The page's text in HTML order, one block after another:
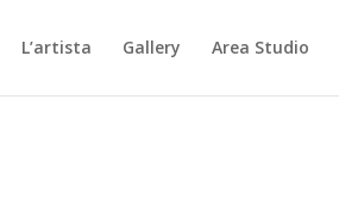
L’artista Gallery Area Studio